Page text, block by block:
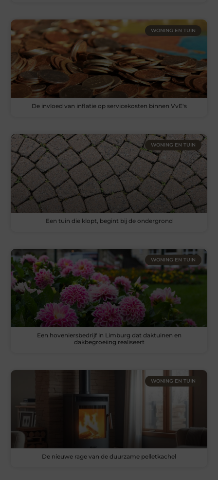
WONING EN TUIN
De invloed van inflatie op servicekosten binnen VvE's
WONING EN TUIN
Een tuin die klopt, begint bij de ondergrond
WONING EN TUIN
Een hoveniersbedrijf in Limburg dat daktuinen en
dakbegroeiing realiseert
WONING EN TUIN
De nieuwe rage van de duurzame pelletkachel